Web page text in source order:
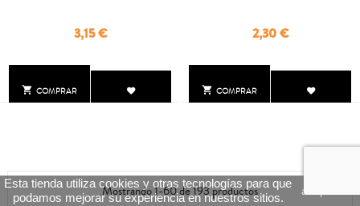
 COMPRAR
Precio
3,15 €
 COMPRAR
Precio
2,30 €
Mostrando 1-60 de 193 productos
Esta tienda utiliza cookies y otras tecnologías para que
podamos mejorar su experiencia en nuestros sitios.
aceptar